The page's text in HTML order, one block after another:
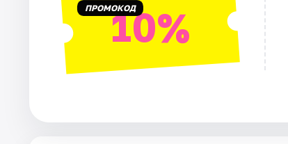
ПРОМОКОД10%